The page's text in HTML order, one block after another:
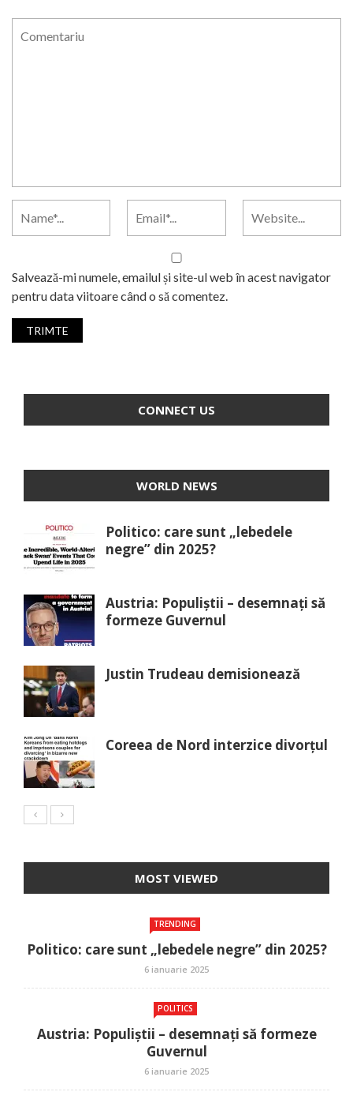
Salvează-mi numele, emailul și site-ul web în acest navigator
pentru data viitoare când o să comentez.
CONNECT US
WORLD NEWS
Politico: care sunt „lebedele
negre” din 2025?
Austria: Populiștii – desemnați să
formeze Guvernul
Justin Trudeau demisionează
Coreea de Nord interzice divorțul
MOST VIEWED
TRENDING
Politico: care sunt „lebedele negre” din 2025?
6 ianuarie 2025
POLITICS
Austria: Populiștii – desemnați să formeze
Guvernul
6 ianuarie 2025